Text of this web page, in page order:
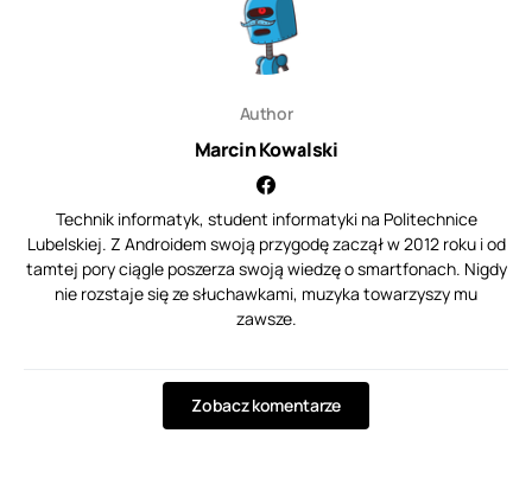
Author
Marcin Kowalski
Technik informatyk, student informatyki na Politechnice
Lubelskiej. Z Androidem swoją przygodę zaczął w 2012 roku i od
tamtej pory ciągle poszerza swoją wiedzę o smartfonach. Nigdy
nie rozstaje się ze słuchawkami, muzyka towarzyszy mu
zawsze.
Zobacz komentarze